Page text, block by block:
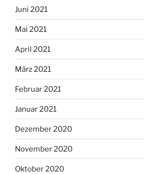
Juni 2021
Mai 2021
April 2021
März 2021
Februar 2021
Januar 2021
Dezember 2020
November 2020
Oktober 2020